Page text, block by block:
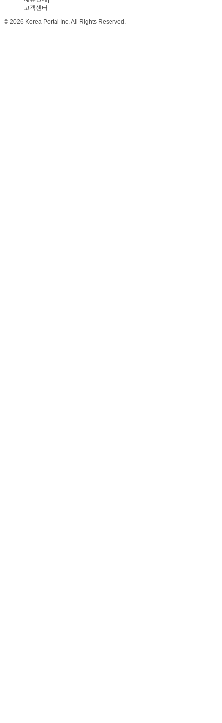
고객센터
© 2026 Korea Portal Inc. All Rights Reserved.